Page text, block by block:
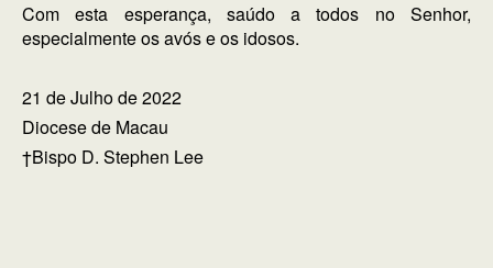
Com esta esperança, saúdo a todos no Senhor,
especialmente os avós e os idosos.
21 de Julho de 2022
Diocese de Macau
†Bispo D. Stephen Lee